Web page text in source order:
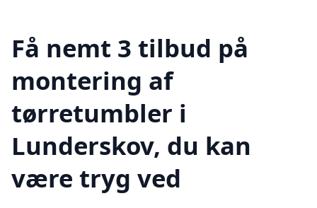
Få nemt 3 tilbud på
montering af
tørretumbler i
Lunderskov, du kan
være tryg ved